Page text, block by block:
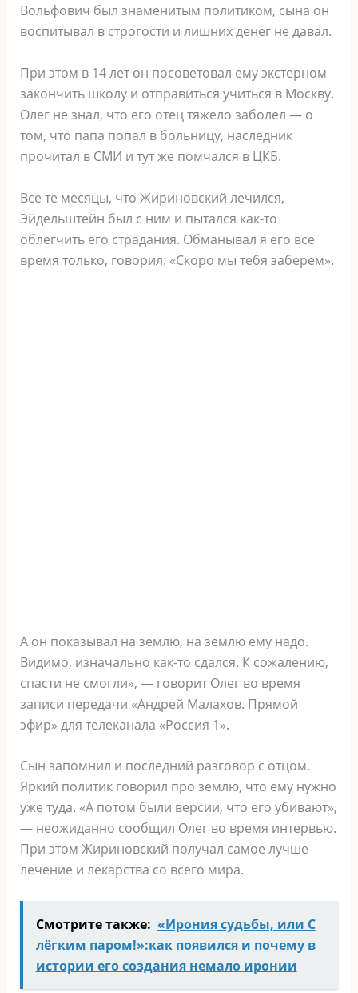
Вольфович был знаменитым политиком, сына он
воспитывал в строгости и лишних денег не давал.
При этом в 14 лет он посоветовал ему экстерном
закончить школу и отправиться учиться в Москву.
Олег не знал, что его отец тяжело заболел — о
том, что папа попал в больницу, наследник
прочитал в СМИ и тут же помчался в ЦКБ.
Все те месяцы, что Жириновский лечился,
Эйдельштейн был с ним и пытался как-то
облегчить его страдания. Обманывал я его все
время только, говорил: «Скоро мы тебя заберем».
А он показывал на землю, на землю ему надо.
Видимо, изначально как-то сдался. К сожалению,
спасти не смогли», — говорит Олег во время
записи передачи «Андрей Малахов. Прямой
эфир» для телеканала «Россия 1».
Сын запомнил и последний разговор с отцом.
Яркий политик говорил про землю, что ему нужно
уже туда. «А потом были версии, что его убивают»,
— неожиданно сообщил Олег во время интервью.
При этом Жириновский получал самое лучше
лечение и лекарства со всего мира.
Смотрите также: «Ирония судьбы, или С
лёгким паром!»:как появился и почему в
истории его создания немало иронии